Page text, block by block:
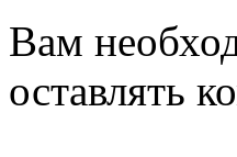
Вам
оставлять